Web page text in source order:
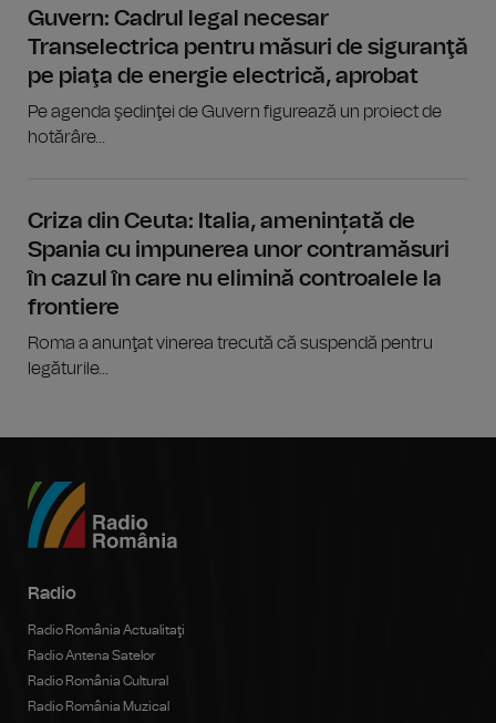
Guvern: Cadrul legal necesar
Transelectrica pentru măsuri de siguranţă
pe piaţa de energie electrică, aprobat
Pe agenda şedinţei de Guvern figurează un proiect de
hotărâre...
Criza din Ceuta: Italia, amenințată de
Spania cu impunerea unor contramăsuri
în cazul în care nu elimină controalele la
frontiere
Roma a anunţat vinerea trecută că suspendă pentru
legăturile...
Radio
Radio România Actualitaţi
Radio Antena Satelor
Radio România Cultural
Radio România Muzical